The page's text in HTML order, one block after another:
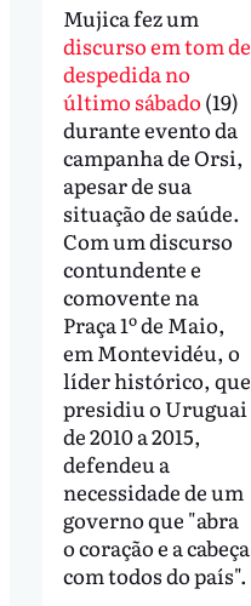
Mujica fez um
discurso em tom de
despedida no
último sábado (19)
durante evento da
campanha de Orsi,
apesar de sua
situação de saúde.
Com um discurso
contundente e
comovente na
Praça 1º de Maio,
em Montevidéu, o
líder histórico, que
presidiu o Uruguai
de 2010 a 2015,
defendeu a
necessidade de um
governo que "abra
o coração e a cabeça
com todos do país".